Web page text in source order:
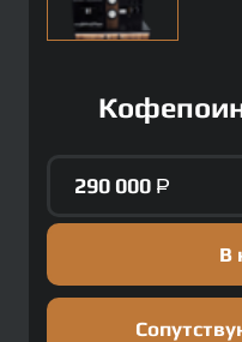
290 000 Р
В